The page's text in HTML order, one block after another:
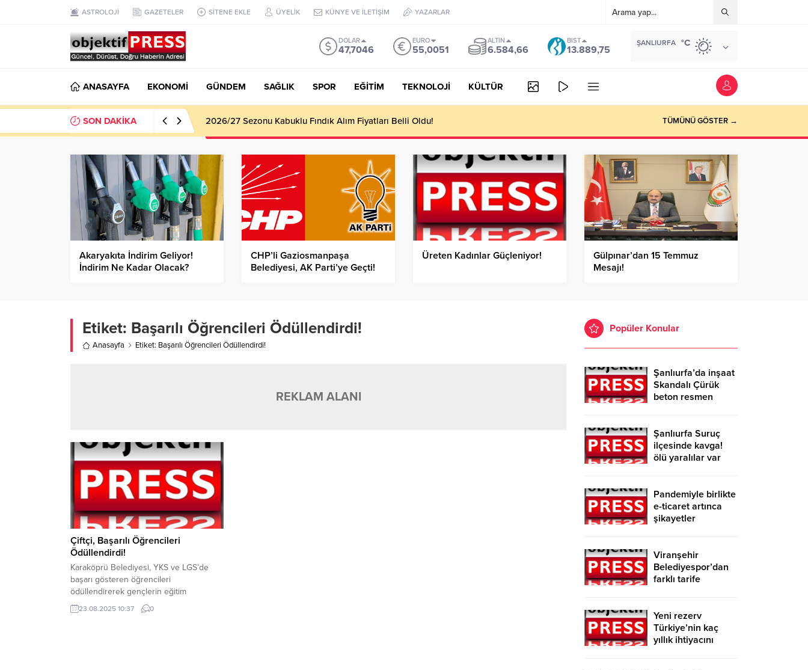
ASTROLOJİ GAZETELER SİTENE EKLE ÜYELİK KÜNYE VE İLETİŞİM YAZARLAR
DOLAR
47,7046
EURO
55,0051
ALTIN
6.584,66
BIST
13.889,75
ŞANLIURFA °C
ANASAYFA EKONOMİ GÜNDEM SAĞLIK SPOR EĞİTİM TEKNOLOJİ KÜLTÜR
SON DAKİKA 2026/27 Sezonu Kabuklu Fındık Alım Fiyatları Belli Oldu! TÜMÜNÜ GÖSTER →
Akaryakıta İndirim Geliyor!
İndirim Ne Kadar Olacak?
CHP’li Gaziosmanpaşa
Belediyesi, AK Parti’ye Geçti!
Üreten Kadınlar Güçleniyor!
Gülpınar’dan 15 Temmuz
Mesajı!
Etiket: Başarılı Öğrencileri Ödüllendirdi!
Anasayfa Etiket: Başarılı Öğrencileri Ödüllendirdi!
REKLAM ALANI
Çiftçi, Başarılı Öğrencileri
Ödüllendirdi!
Karaköprü Belediyesi, YKS ve LGS’de
başarı gösteren öğrencileri
ödüllendirerek gençlerin eğitim
motivasyonuna katkı sağladı. Eğitime
verdiği desteklerle öne çıkan Karaköprü
23.08.2025 10:37 0
Popüler Konular
Şanlıurfa’da inşaat
Skandalı Çürük
beton resmen
Şanlıurfa Suruç
ilçesinde kavga!
ölü yaralılar var
Pandemiyle birlikte
e-ticaret artınca
şikayetler
Viranşehir
Belediyespor’dan
farklı tarife
Yeni rezerv
Türkiye’nin kaç
yıllık ihtiyacını